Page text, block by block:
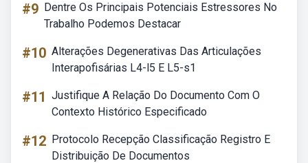
#9 Dentre Os Principais Potenciais Estressores No
Trabalho Podemos Destacar
#10 Alterações Degenerativas Das Articulações
Interapofisárias L4-l5 E L5-s1
#11 Justifique A Relação Do Documento Com O
Contexto Histórico Especificado
#12 Protocolo Recepção Classificação Registro E
Distribuição De Documentos